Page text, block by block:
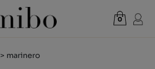
0
CREDI NEL PERCORSO
> marinero